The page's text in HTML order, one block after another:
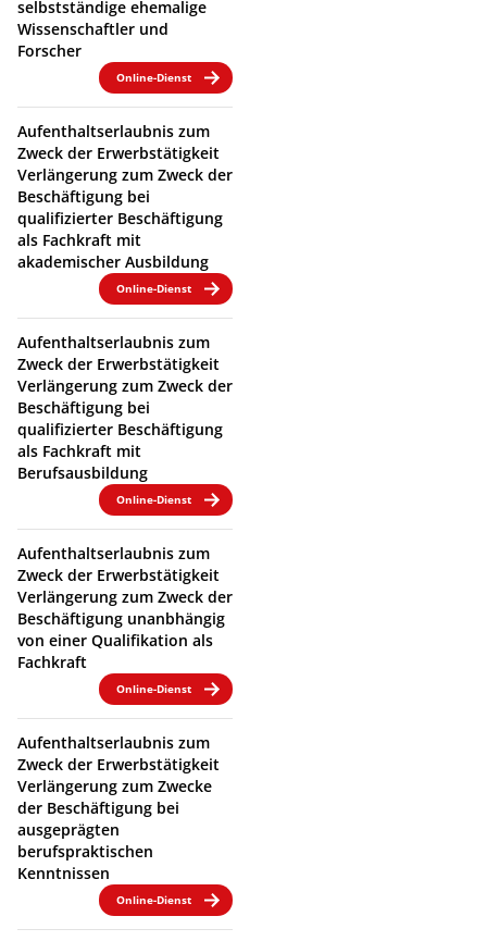
selbstständige ehemalige
Wissenschaftler und
Forscher
Online-Dienst
Aufenthaltserlaubnis zum
Zweck der Erwerbstätigkeit
Verlängerung zum Zweck der
Beschäftigung bei
qualifizierter Beschäftigung
als Fachkraft mit
akademischer Ausbildung
Online-Dienst
Aufenthaltserlaubnis zum
Zweck der Erwerbstätigkeit
Verlängerung zum Zweck der
Beschäftigung bei
qualifizierter Beschäftigung
als Fachkraft mit
Berufsausbildung
Online-Dienst
Aufenthaltserlaubnis zum
Zweck der Erwerbstätigkeit
Verlängerung zum Zweck der
Beschäftigung unanbhängig
von einer Qualifikation als
Fachkraft
Online-Dienst
Aufenthaltserlaubnis zum
Zweck der Erwerbstätigkeit
Verlängerung zum Zwecke
der Beschäftigung bei
ausgeprägten
berufspraktischen
Kenntnissen
Online-Dienst